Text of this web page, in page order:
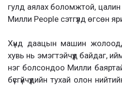
гулд аялах боломжтой, цалин
Милли People сэтгүүлд өгсөн
Хүнд даацын машин
хувь нь эмэгтэйчүүд байдаг,
нэг болсондоо Милли
бүсгүйчүүдийн тухай олон